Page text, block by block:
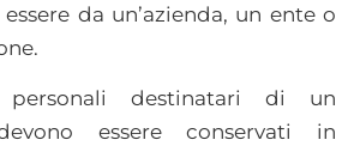
da un’azienda, un ente o
destinatari di un
essere conservati in